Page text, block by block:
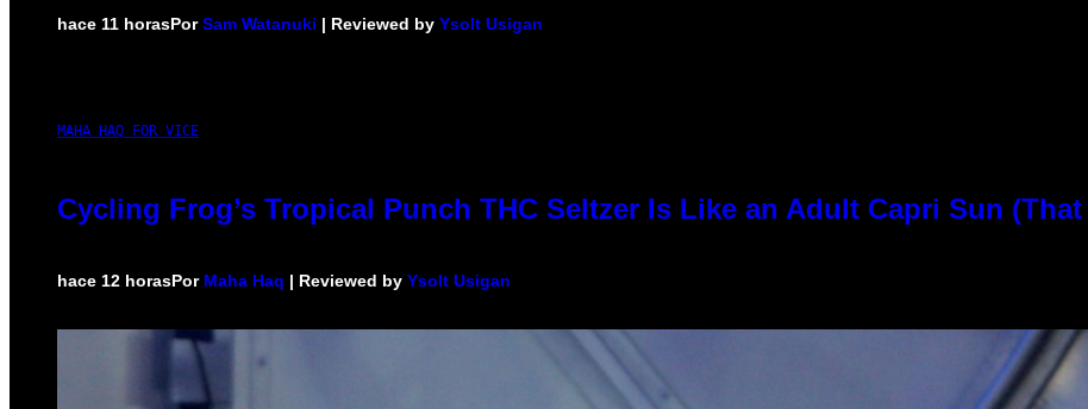
hace 11 horasPorSam Watanuki | Reviewed by Ysolt Usigan
MAHA HAQ FOR VICE
Cycling Frog’s Tropical Punch THC Seltzer Is Like an Adult Capri Sun
hace 12 horasPor Maha Haq | Reviewed by Ysolt Usigan